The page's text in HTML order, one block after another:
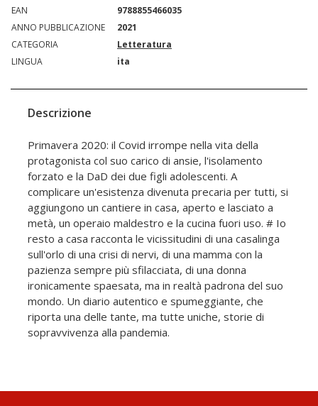
EAN
9788855466035
ANNO PUBBLICAZIONE
2021
CATEGORIA
Letteratura
LINGUA
ita
Descrizione
Primavera 2020: il Covid irrompe nella vita della
protagonista col suo carico di ansie, l'isolamento
forzato e la DaD dei due figli adolescenti. A
complicare un'esistenza divenuta precaria per tutti, si
aggiungono un cantiere in casa, aperto e lasciato a
metà, un operaio maldestro e la cucina fuori uso. # Io
resto a casa racconta le vicissitudini di una casalinga
sull'orlo di una crisi di nervi, di una mamma con la
pazienza sempre più sfilacciata, di una donna
ironicamente spaesata, ma in realtà padrona del suo
mondo. Un diario autentico e spumeggiante, che
riporta una delle tante, ma tutte uniche, storie di
sopravvivenza alla pandemia.